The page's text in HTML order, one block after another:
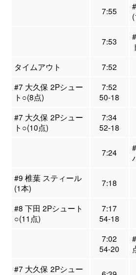
7:55
7:53
タイムアウト
7:52
#7 大久保 2Pシュー
ト○(8点)
7:52
50-18
#7 大久保 2Pシュー
ト○(10点)
7:34
52-18
7:24
#9 椎葉 スティール
(1本)
7:18
#8 下田 2Pシュート
○(11点)
7:17
54-18
7:02
54-20
#7 大久保 2Pシュー